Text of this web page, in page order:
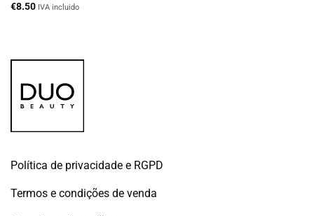
€8.50 IVA incluido
Política de privacidade e RGPD
Termos e condições de venda